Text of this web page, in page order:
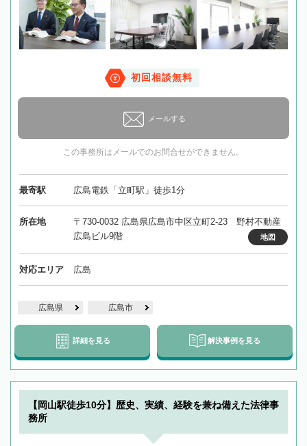
初回相談無料
メールする
この事務所はメールでのお問合せができません。
最寄駅 広島電鉄「立町駅」徒歩1分
所在地
〒730-0032 広島県広島市中区立町2-23 野村不動産
広島ビル9階
地図
対応エリア 広島
広島県 広島市
詳細を見る 解決事例を見る
【岡山駅徒歩10分】歴史、実績、経験を兼ね備えた法律事
務所